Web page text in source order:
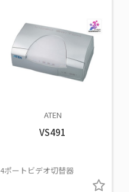
ATEN
VS491
4ポートビデオ切替器